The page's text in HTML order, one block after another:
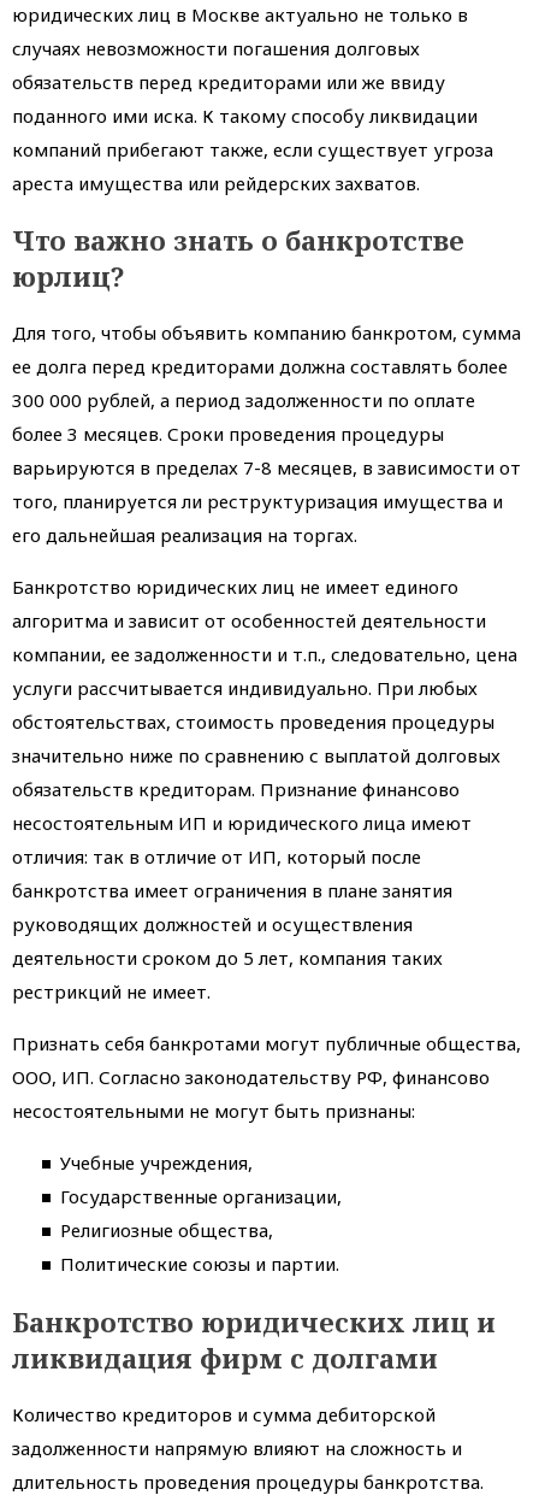
юридических лиц в Москве актуально не только в
случаях невозможности погашения долговых
обязательств перед кредиторами или же ввиду
поданного ими иска. К такому способу ликвидации
компаний прибегают также, если существует угроза
ареста имущества или рейдерских захватов.
Что важно знать о банкротстве
юрлиц?
Для того, чтобы объявить компанию банкротом, сумма
ее долга перед кредиторами должна составлять более
300 000 рублей, а период задолженности по оплате
более 3 месяцев. Сроки проведения процедуры
варьируются в пределах 7-8 месяцев, в зависимости от
того, планируется ли реструктуризация имущества и
его дальнейшая реализация на торгах.
Банкротство юридических лиц не имеет единого
алгоритма и зависит от особенностей деятельности
компании, ее задолженности и т.п., следовательно, цена
услуги рассчитывается индивидуально. При любых
обстоятельствах, стоимость проведения процедуры
значительно ниже по сравнению с выплатой долговых
обязательств кредиторам. Признание финансово
несостоятельным ИП и юридического лица имеют
отличия: так в отличие от ИП, который после
банкротства имеет ограничения в плане занятия
руководящих должностей и осуществления
деятельности сроком до 5 лет, компания таких
рестрикций не имеет.
Признать себя банкротами могут публичные общества,
ООО, ИП. Согласно законодательству РФ, финансово
несостоятельными не могут быть признаны:
Учебные учреждения,
Государственные организации,
Религиозные общества,
Политические союзы и партии.
Банкротство юридических лиц и
ликвидация фирм с долгами
Количество кредиторов и сумма дебиторской
задолженности напрямую влияют на сложность и
длительность проведения процедуры банкротства.